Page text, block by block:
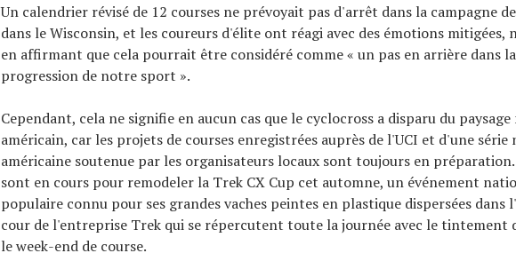
Un calendrier révisé de 12 courses ne prévoyait pas d'arrêt dans la campagne
dans le Wisconsin, et les coureurs d'élite ont réagi avec des émotions mitigées,
en affirmant que cela pourrait être considéré comme « un pas en arrière dans la
progression de notre sport ».
Cependant, cela ne signifie en aucun cas que le cyclocross a disparu du
américain, car les projets de courses enregistrées auprès de l'UCI et d'une série
américaine soutenue par les organisateurs locaux sont toujours en
sont en cours pour remodeler la Trek CX Cup cet automne, un événement
populaire connu pour ses grandes vaches peintes en plastique dispersées dans
cour de l'entreprise Trek qui se répercutent toute la journée avec le tintement
le week-end de course.